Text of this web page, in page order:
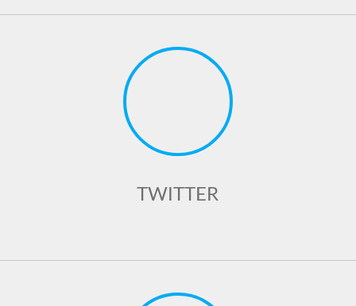
TWITTER